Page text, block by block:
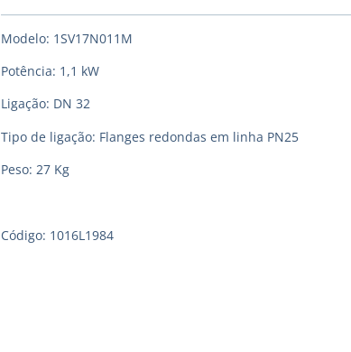
Modelo: 1SV17N011M
Potência: 1,1 kW
Ligação: DN 32
Tipo de ligação: Flanges redondas em linha PN25
Peso: 27 Kg
Código: 1016L1984